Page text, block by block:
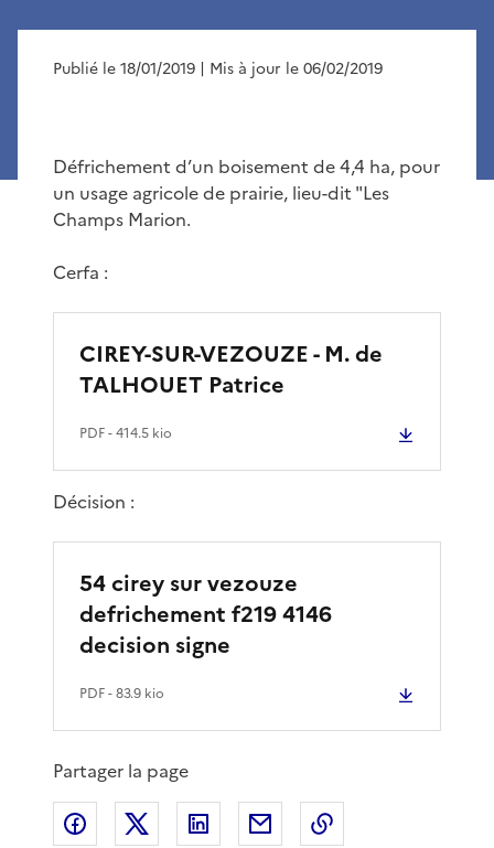
Publié le 18/01/2019 | Mis à jour le 06/02/2019
Défrichement d’un boisement de 4,4 ha, pour
un usage agricole de prairie, lieu-dit "Les
Champs Marion.
Cerfa :
CIREY-SUR-VEZOUZE - M. de
TALHOUET Patrice
PDF- 414.5 kio
Décision :
54 cirey sur vezouze
defrichement f219 4146
decision signe
PDF- 83.9 kio
Partager la page
Partager sur Facebook
Partager sur XPartager sur LinkedIn
Partager par email